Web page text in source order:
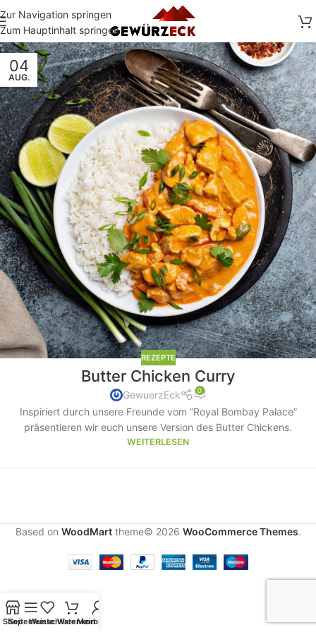
Zur Navigation springen
Zum Hauptinhalt springen
04
AUG.
REZEPTE
Butter Chicken Curry
GewuerzEck 0
Inspiriert durch unsere Freunde vom “Royal Bombay Palace”
präsentieren wir euch unsere Version des Butter Chickens.
WEITERLESEN
Based on WoodMarttheme© 2026 WooCommerce Themes.
Shop
Seitenleiste
WunschlisteWarenkorbMein Konto